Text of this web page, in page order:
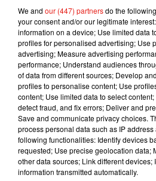
Toujours selon les éléments
soupçons se tournent vers une
Adriana Karembeu, actuelle
Toutefois, à ce stade, aucune
officiellement établie dans cette
L'enquête se poursuit désormais
responsabilités de chacun et
l'origine de cette opération de
attendant, cette affaire Marc
les spéculations tant par son
nombreuses questions qui restent
We and our (447) partnersdo the
your consent and/or our legitimate
information on a device; Use limited data
profiles for personalised advertising; Use
advertising; Measure advertising
performance; Understand audiences
of data from different sources; Develop
profiles to personalise content; Use
content; Use limited data to select
detect fraud, and fix errors; Deliver and
Save and communicate privacy choices.
process personal data such as IP
following functionalities: Identify devices
requested; Use precise geolocation data;
other data sources; Link different devices;
information transmitted automatically.